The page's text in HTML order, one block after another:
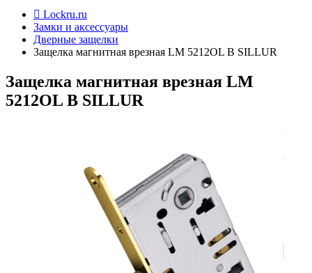
Lockru.ru
Замки и аксессуары
Дверные защелки
Защелка магнитная врезная LM 5212OL B SILLUR
Защелка магнитная врезная LM
5212OL B SILLUR